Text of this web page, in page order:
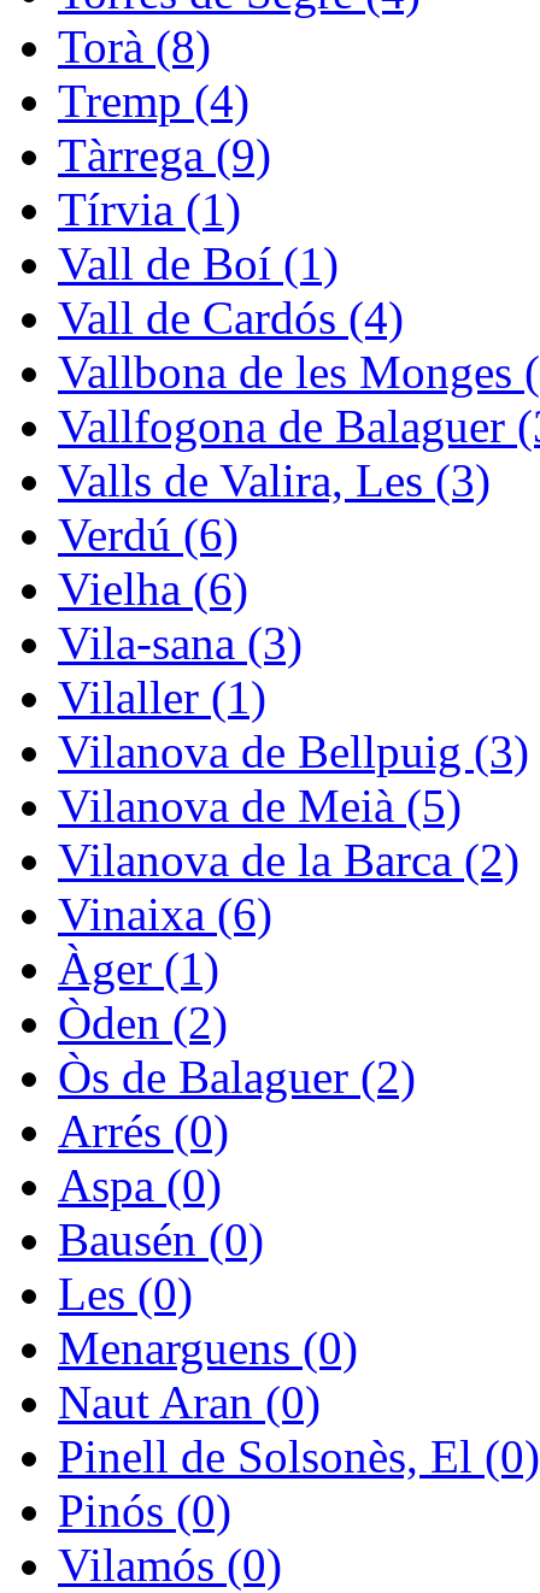
Torà (8)
Tremp (4)
Tàrrega (9)
Tírvia (1)
Vall de Boí (1)
Vall de Cardós (4)
Vallbona de les Monges
Vallfogona de Balaguer
Valls de Valira, Les (3)
Verdú (6)
Vielha (6)
Vila-sana (3)
Vilaller (1)
Vilanova de Bellpuig (3)
Vilanova de Meià (5)
Vilanova de la Barca (2)
Vinaixa (6)
Àger (1)
Òden (2)
Òs de Balaguer (2)
Arrés (0)
Aspa (0)
Bausén (0)
Les (0)
Menarguens (0)
Naut Aran (0)
Pinell de Solsonès, El (0)
Pinós (0)
Vilamós (0)